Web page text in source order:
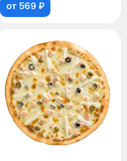
от 569 ₽